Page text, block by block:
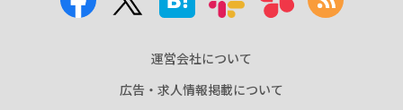
運営会社について
広告・求人情報掲載について